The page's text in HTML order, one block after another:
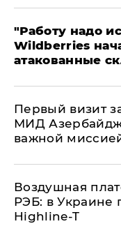
"Работу надо
Wildberries
атакованные
Первый визит
МИД
важной
Воздушная
РЭБ: в Украине
Highline-T